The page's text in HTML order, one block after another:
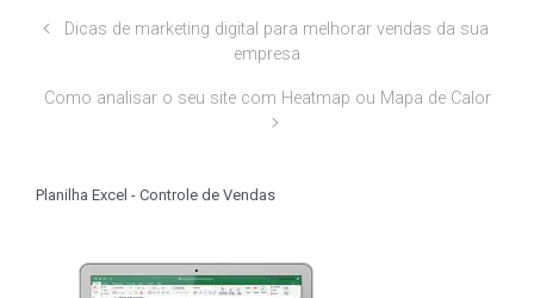
Dicas de marketing digital para melhorar vendas da sua
empresa
Como analisar o seu site com Heatmap ou Mapa de Calor
Planilha Excel - Controle de Vendas